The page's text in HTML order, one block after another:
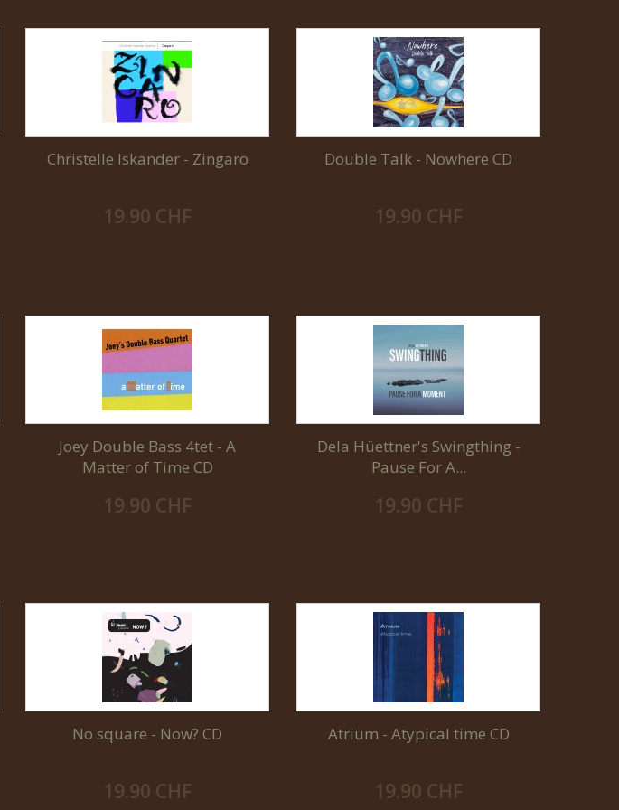
Christelle Iskander - Zingaro
19.90 CHF
Double Talk - Nowhere CD
19.90 CHF
Joey Double Bass 4tet - A
Matter of Time CD
19.90 CHF
Dela Hüettner's Swingthing -
Pause For A...
19.90 CHF
No square - Now? CD
19.90 CHF
Atrium - Atypical time CD
19.90 CHF